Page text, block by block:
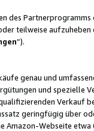
des
teilweise
“).
genau und
und spezielle
Verkauf
geringfügig über
Webseite etwa